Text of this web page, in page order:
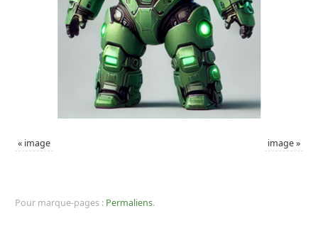
« image image»
Pour marque-pages : Permaliens.